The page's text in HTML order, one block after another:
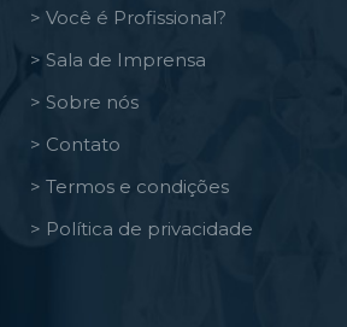
> Você é Profissional?
> Sala de Imprensa
> Sobre nós
> Contato
> Termos e condições
> Política de privacidade